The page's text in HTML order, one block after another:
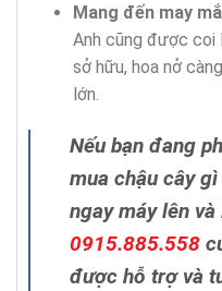
Mang đến may
Anh cũng được coi
sở hữu, hoa nở
lớn.
Nếu bạn đang
mua chậu cây
ngay máy lên và
0915.885.558
được hỗ trợ và